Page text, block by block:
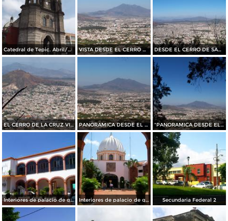
Catedral de Tepic. Abril/2015 VISTA DESDE EL CERRO DE SAN JUAN DESDE EL CERRO DE SAN JUAN
EL CERRO DE LA CRUZ VISTO DESDE EL CERRO DE SAN JUAN PANORAMICA DESDE EL CERRO DE SAN JUAN "PANORAMICA DESDE EL CERRO DE SAN JUAN"
Interiores de palacio de gobierno Interiores de palacio de gobierno Secundaria Federal 2